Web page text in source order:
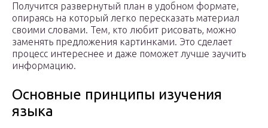
Получится развернутый план в удобном формате,
опираясь на который легко пересказать материал
своими словами. Тем, кто любит рисовать, можно
заменять предложения картинками. Это сделает
процесс интереснее и даже поможет лучше заучить
информацию.
Основные принципы изучения
языка